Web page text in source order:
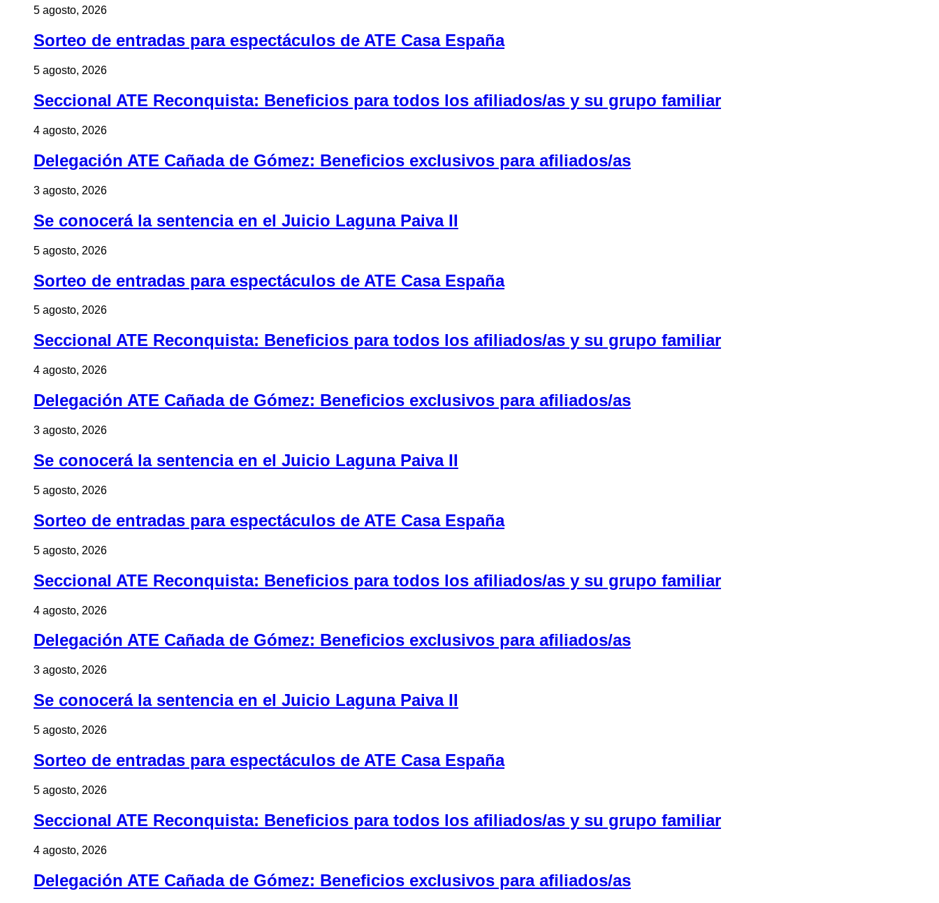
5 agosto, 2026
Sorteo de entradas para espectáculos de ATE Casa España
5 agosto, 2026
Seccional ATE Reconquista: Beneficios para todos los afiliados/as y su grupo familiar
4 agosto, 2026
Delegación ATE Cañada de Gómez: Beneficios exclusivos para afiliados/as
3 agosto, 2026
Se conocerá la sentencia en el Juicio Laguna Paiva II
5 agosto, 2026
Sorteo de entradas para espectáculos de ATE Casa España
5 agosto, 2026
Seccional ATE Reconquista: Beneficios para todos los afiliados/as y su grupo familiar
4 agosto, 2026
Delegación ATE Cañada de Gómez: Beneficios exclusivos para afiliados/as
3 agosto, 2026
Se conocerá la sentencia en el Juicio Laguna Paiva II
5 agosto, 2026
Sorteo de entradas para espectáculos de ATE Casa España
5 agosto, 2026
Seccional ATE Reconquista: Beneficios para todos los afiliados/as y su grupo familiar
4 agosto, 2026
Delegación ATE Cañada de Gómez: Beneficios exclusivos para afiliados/as
3 agosto, 2026
Se conocerá la sentencia en el Juicio Laguna Paiva II
5 agosto, 2026
Sorteo de entradas para espectáculos de ATE Casa España
5 agosto, 2026
Seccional ATE Reconquista: Beneficios para todos los afiliados/as y su grupo familiar
4 agosto, 2026
Delegación ATE Cañada de Gómez: Beneficios exclusivos para afiliados/as